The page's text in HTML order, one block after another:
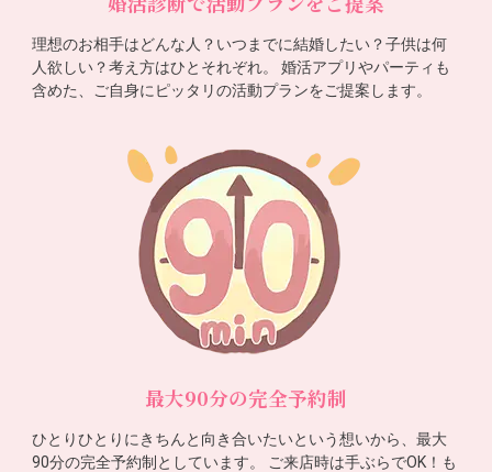
理想のお相手はどんな人？いつまでに結婚したい？子供は何
人欲しい？考え方はひとそれぞれ。 婚活アプリやパーティも
含めた、ご自身にピッタリの活動プランをご提案します。
最大90分の完全予約制
ひとりひとりにきちんと向き合いたいという想いから、最大
90分の完全予約制としています。 ご来店時は手ぶらでOK！も